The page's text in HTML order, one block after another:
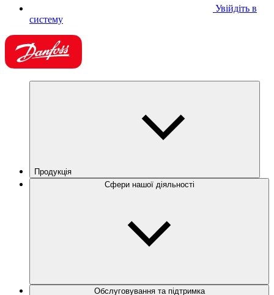
Увійдіть в
систему
Продукція
Сфери нашої діяльності
Обслуговування та підтримка